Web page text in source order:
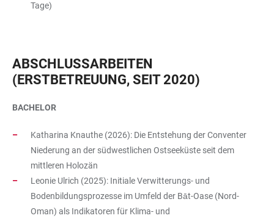
Tage)
ABSCHLUSSARBEITEN
(ERSTBETREUUNG, SEIT 2020)
BACHELOR
Katharina Knauthe (2026): Die Entstehung der Conventer
Niederung an der südwestlichen Ostseeküste seit dem
mittleren Holozän
Leonie Ulrich (2025): Initiale Verwitterungs- und
Bodenbildungsprozesse im Umfeld der Bāt-Oase (Nord-
Oman) als Indikatoren für Klima- und